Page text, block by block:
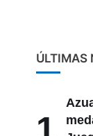
ÚLTIMAS